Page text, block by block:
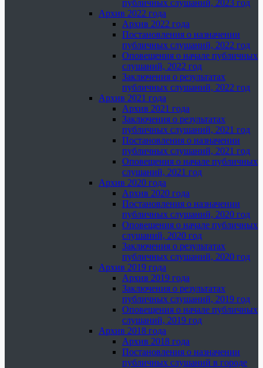
публичных слушаний, 2023 год
Архив 2022 года
Архив 2022 года
Постановления о назначении
публичных слушаний, 2022 год
Оповещения о начале публичных
слушаний, 2022 год
Заключения о результатах
публичных слушаний, 2022 год
Архив 2021 года
Архив 2021 года
Заключения о результатах
публичных слушаний, 2021 год
Постановления о назначении
публичных слушаний, 2021 год
Оповещения о начале публичных
слушаний, 2021 год
Архив 2020 года
Архив 2020 года
Постановления о назначении
публичных слушаний, 2020 год
Оповещения о начале публичных
слушаний, 2020 год
Заключения о результатах
публичных слушаний, 2020 год
Архив 2019 года
Архив 2019 года
Заключения о результатах
публичных слушаний, 2019 год
Оповещения о начале публичных
слушаний, 2019 год
Архив 2018 года
Архив 2018 года
Постановления о назначении
публичных слушаний в городе